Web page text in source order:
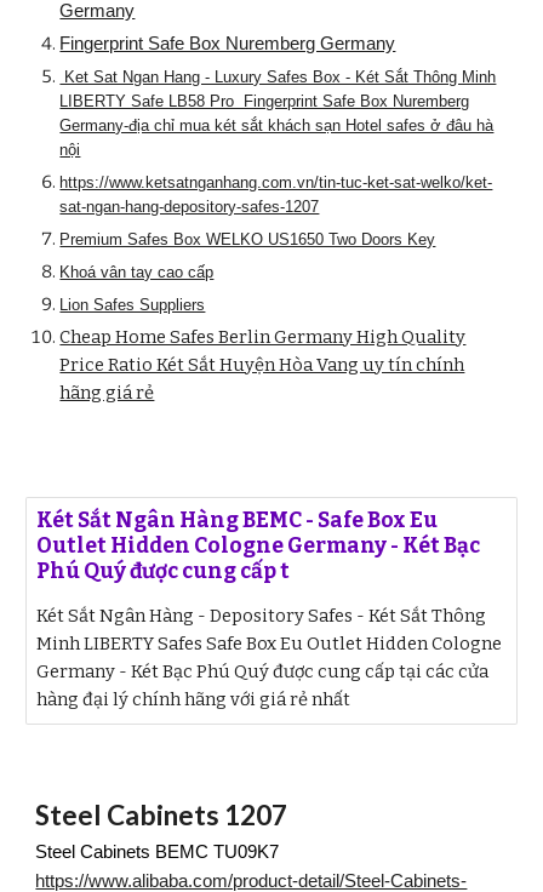
Germany
Fingerprint Safe Box Nuremberg Germany
Ket Sat Ngan Hang - Luxury Safes Box - Két Sắt Thông Minh
LIBERTY Safe LB58 Pro Fingerprint Safe Box Nuremberg
Germany-địa chỉ mua két sắt khách sạn Hotel safes ở đâu hà
nội
https://www.ketsatnganhang.com.vn/tin-tuc-ket-sat-welko/ket-
sat-ngan-hang-depository-safes-1207
Premium Safes Box WELKO US1650 Two Doors Key
Khoá vân tay cao cấp
Lion Safes Suppliers
Cheap Home Safes Berlin Germany High Quality
Price Ratio Két Sắt Huyện Hòa Vang uy tín chính
hãng giá rẻ
Két Sắt Ngân Hàng BEMC - Safe Box Eu
Outlet Hidden Cologne Germany - Két Bạc
Phú Quý được cung cấp t
Két Sắt Ngân Hàng - Depository Safes - Két Sắt Thông
Minh LIBERTY Safes Safe Box Eu Outlet Hidden Cologne
Germany - Két Bạc Phú Quý được cung cấp tại các cửa
hàng đại lý chính hãng với giá rẻ nhất
Steel Cabinets 1207
Steel Cabinets BEMC TU09K7
https://www.alibaba.com/product-detail/Steel-Cabinets-